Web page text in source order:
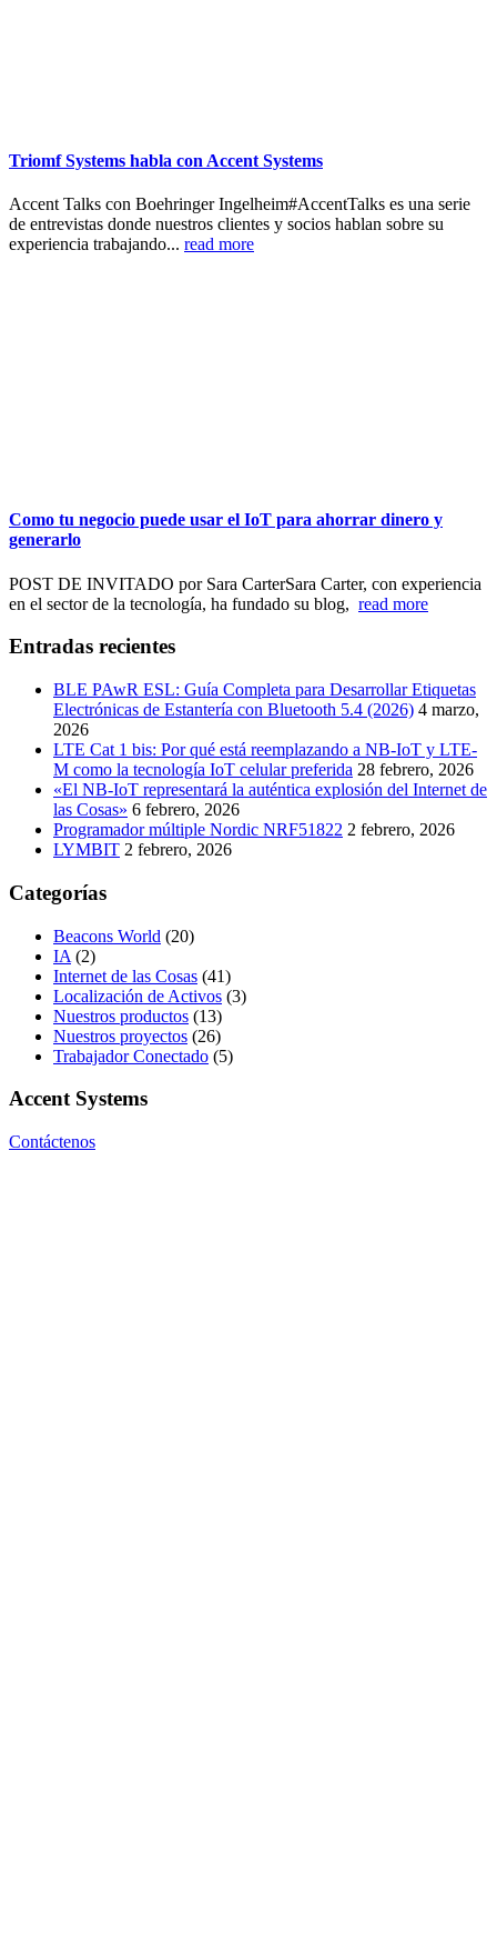
Triomf Systems habla con Accent Systems
Accent Talks con Boehringer Ingelheim#AccentTalks es una serie
de entrevistas donde nuestros clientes y socios hablan sobre su
experiencia trabajando... read more
Como tu negocio puede usar el IoT para ahorrar dinero y
generarlo
POST DE INVITADO por Sara CarterSara Carter, con experiencia
en el sector de la tecnología, ha fundado su blog, read more
Entradas recientes
BLE PAwR ESL: Guía Completa para Desarrollar Etiquetas
Electrónicas de Estantería con Bluetooth 5.4 (2026) 4 marzo,
2026
LTE Cat 1 bis: Por qué está reemplazando a NB-IoT y LTE-
M como la tecnología IoT celular preferida 28 febrero, 2026
«El NB-IoT representará la auténtica explosión del Internet de
las Cosas» 6 febrero, 2026
Programador múltiple Nordic NRF51822 2 febrero, 2026
LYMBIT 2 febrero, 2026
Categorías
Beacons World (20)
IA (2)
Internet de las Cosas (41)
Localización de Activos (3)
Nuestros productos (13)
Nuestros proyectos (26)
Trabajador Conectado (5)
Accent Systems
Contáctenos